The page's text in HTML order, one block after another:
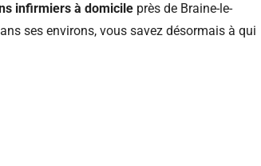
infirmiers à domicile près de Braine-le-
ses environs, vous savez désormais à qui